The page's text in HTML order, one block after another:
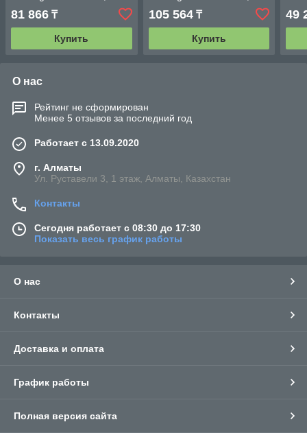
нержавейка
81 866 ₸
Купить
нержавейка
105 564₸
Купить
49
О нас
Рейтинг не сформирован
Менее 5 отзывов за последний год
Работает с 13.09.2020
г. Алматы
Ул. Руставели 3, 1 этаж, Алматы, Казахстан
Контакты
Сегодня работает с 08:30 до 17:30
Показать весь график работы
О нас
Контакты
Доставка и оплата
График работы
Полная версия сайта